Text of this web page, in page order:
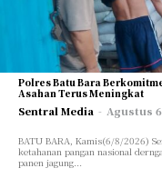
Polres Batu Bara
Asahan Terus Meningkat
Sentral Media - Agustus
BATU BARA, Kamis(6/8/2026)
ketahanan pangan nasional
panen jagung...